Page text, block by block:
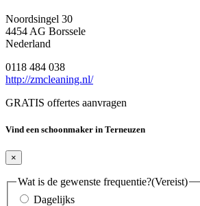
Noordsingel 30
4454 AG Borssele
Nederland
0118 484 038
http://zmcleaning.nl/
GRATIS offertes aanvragen
Vind een schoonmaker in Terneuzen
×
Wat is de gewenste frequentie?(Vereist)
Dagelijks